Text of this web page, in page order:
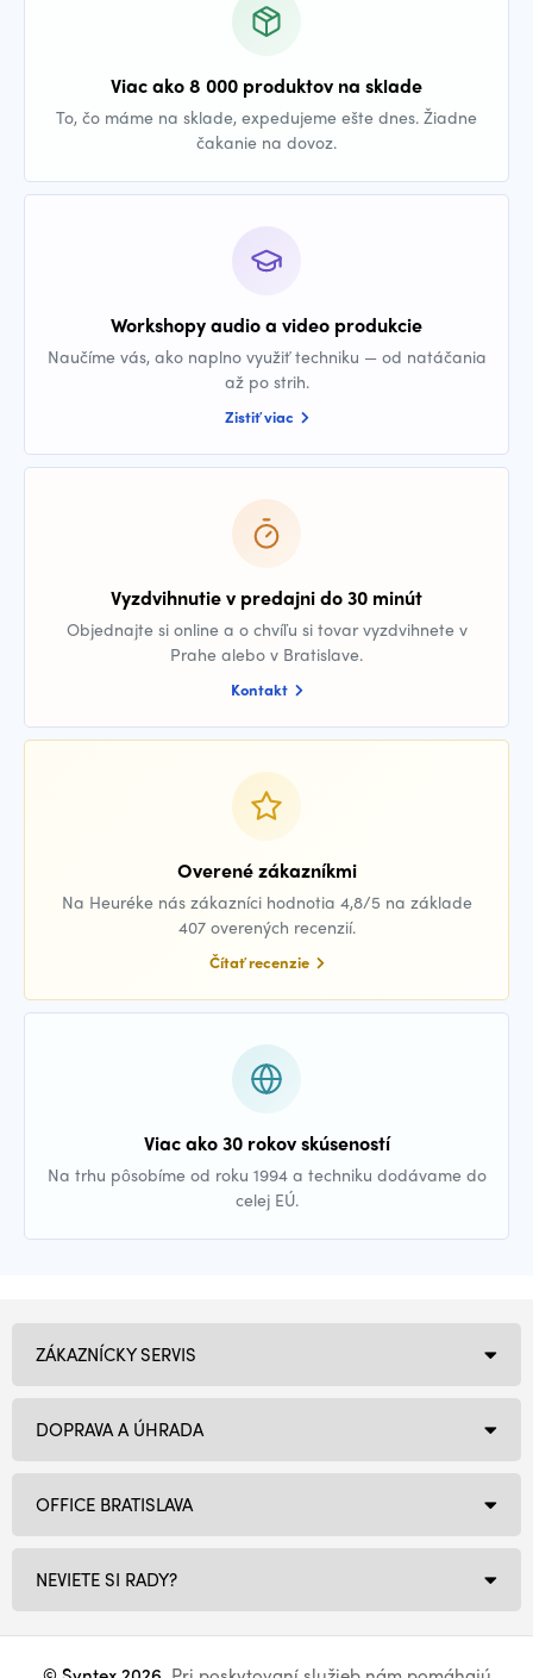
Viac ako 8 000 produktov na sklade
To, čo máme na sklade, expedujeme ešte dnes. Žiadne
čakanie na dovoz.
Workshopy audio a video produkcie
Naučíme vás, ako naplno využiť techniku — od natáčania
až po strih.
Zistiť viac
Vyzdvihnutie v predajni do 30 minút
Objednajte si online a o chvíľu si tovar vyzdvihnete v
Prahe alebo v Bratislave.
Kontakt
Overené zákazníkmi
Na Heuréke nás zákazníci hodnotia 4,8/5 na základe
407 overených recenzií.
Čítať recenzie
Viac ako 30 rokov skúseností
Na trhu pôsobíme od roku 1994 a techniku dodávame do
celej EÚ.
OFFICE BRATISLAVA
NEVIETE SI RADY?
ZÁKAZNÍCKY SERVIS
DOPRAVA A ÚHRADA